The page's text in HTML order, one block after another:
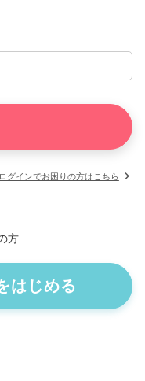
ログインでお困りの方はこちら
方
はじめる